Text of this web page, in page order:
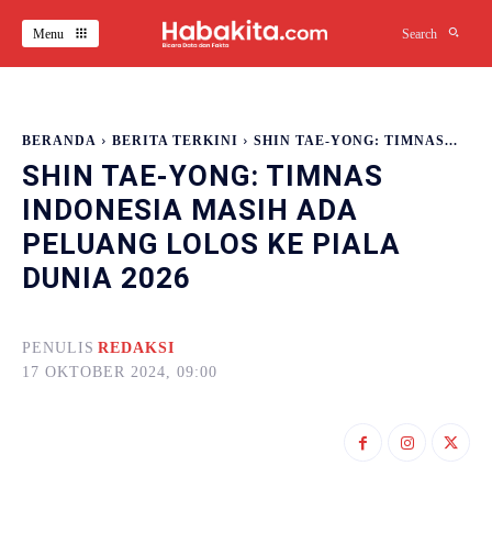
Menu Search
BERANDA BERITA TERKINI SHIN TAE-YONG: TIMNAS...
SHIN TAE-YONG: TIMNAS
INDONESIA MASIH ADA
PELUANG LOLOS KE PIALA
DUNIA 2026
PENULIS REDAKSI
17 OKTOBER 2024, 09:00